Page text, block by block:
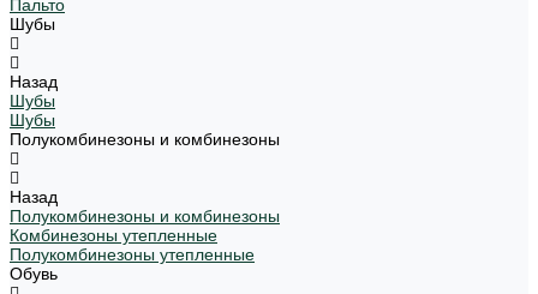
Пальто
Шубы
Назад
Шубы
Шубы
Полукомбинезоны и комбинезоны
Назад
Полукомбинезоны и комбинезоны
Комбинезоны утепленные
Полукомбинезоны утепленные
Обувь